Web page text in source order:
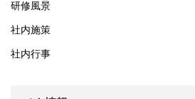
研修風景
社内施策
社内行事